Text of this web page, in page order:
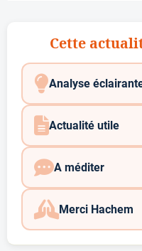
Cette
Analyse
Actualité utile
A méditer
Merci Hachem